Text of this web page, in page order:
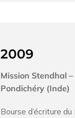
2009
Mission Stendhal –
Pondichéry (Inde)
Bourse d’écriture